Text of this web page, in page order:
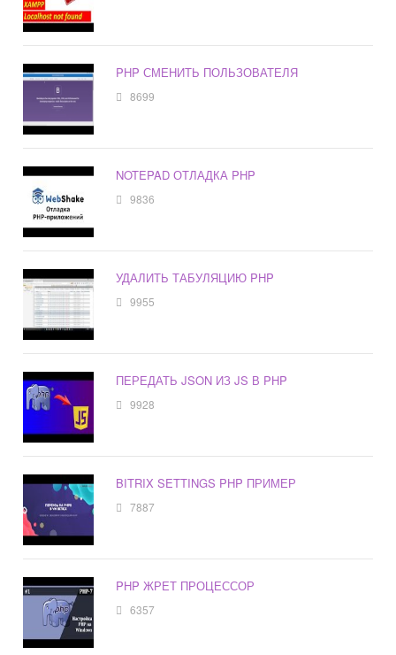
PHP СМЕНИТЬ ПОЛЬЗОВАТЕЛЯ
8699
NOTEPAD ОТЛАДКА PHP
9836
УДАЛИТЬ ТАБУЛЯЦИЮ PHP
9955
ПЕРЕДАТЬ JSON ИЗ JS В PHP
9928
BITRIX SETTINGS PHP ПРИМЕР
7887
PHP ЖРЕТ ПРОЦЕССОР
6357